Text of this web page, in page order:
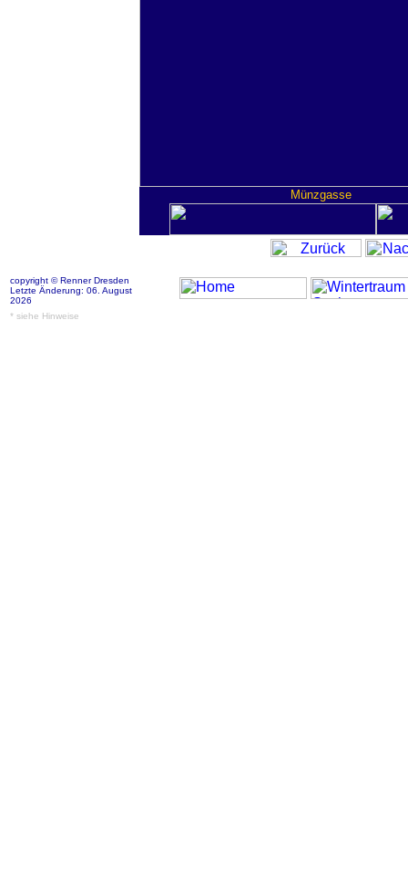
Münzgasse
copyright © Renner Dresden
Letzte Änderung: 06. August
2026
* siehe Hinweise